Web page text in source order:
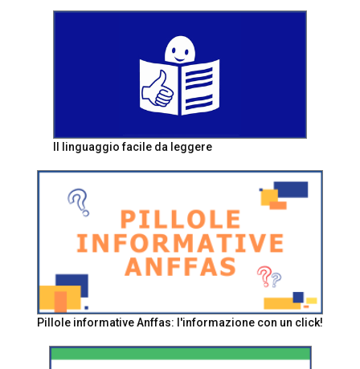
Il linguaggio facile da leggere
Pillole informative Anffas: l'informazione con un click!